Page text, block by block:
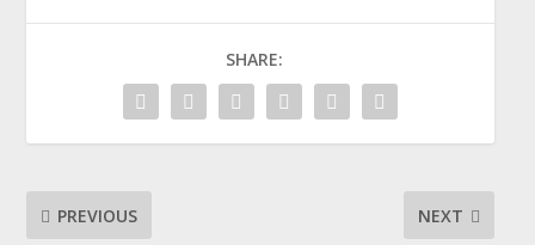
SHARE:
PREVIOUS NEXT